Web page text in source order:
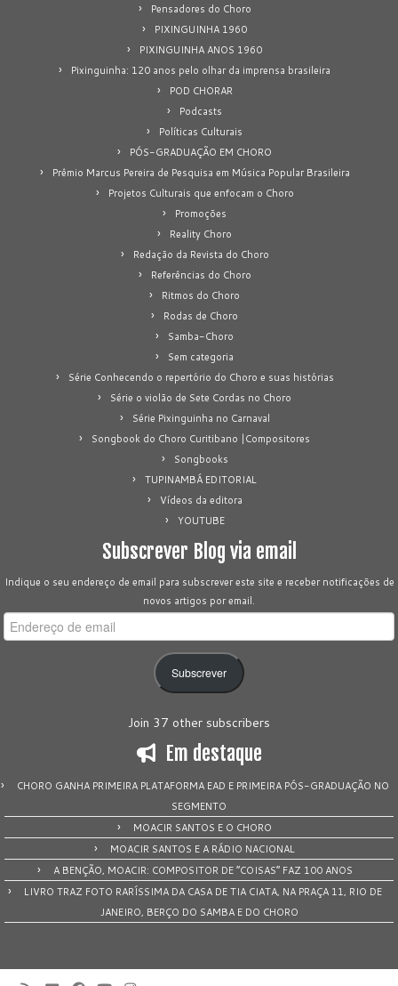
Pensadores do Choro
PIXINGUINHA 1960
PIXINGUINHA ANOS 1960
Pixinguinha: 120 anos pelo olhar da imprensa brasileira
POD CHORAR
Podcasts
Políticas Culturais
PÓS-GRADUAÇÃO EM CHORO
Prêmio Marcus Pereira de Pesquisa em Música Popular Brasileira
Projetos Culturais que enfocam o Choro
Promoções
Reality Choro
Redação da Revista do Choro
Referências do Choro
Ritmos do Choro
Rodas de Choro
Samba-Choro
Sem categoria
Série Conhecendo o repertório do Choro e suas histórias
Série o violão de Sete Cordas no Choro
Série Pixinguinha no Carnaval
Songbook do Choro Curitibano |Compositores
Songbooks
TUPINAMBÁ EDITORIAL
Vídeos da editora
YOUTUBE
Subscrever Blog via email
Indique o seu endereço de email para subscrever este site e receber notificações de
novos artigos por email.
Endereço
de
Subscrever
Join 37 other subscribers
Em destaque
CHORO GANHA PRIMEIRA PLATAFORMA EAD E PRIMEIRA PÓS-GRADUAÇÃO NO
SEGMENTO
MOACIR SANTOS E O CHORO
MOACIR SANTOS E A RÁDIO NACIONAL
A BENÇÃO, MOACIR: COMPOSITOR DE “COISAS” FAZ 100 ANOS
LIVRO TRAZ FOTO RARÍSSIMA DA CASA DE TIA CIATA, NA PRAÇA 11, RIO DE
JANEIRO, BERÇO DO SAMBA E DO CHORO